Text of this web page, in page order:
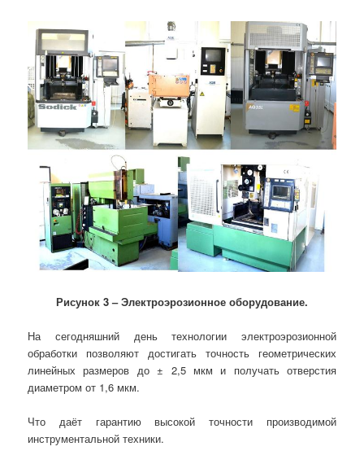
Рисунок 3 – Электроэрозионное оборудование.
На сегодняшний день технологии электроэрозионной
обработки позволяют достигать точность геометрических
линейных размеров до ± 2,5 мкм и получать отверстия
диаметром от 1,6 мкм.
Что даёт гарантию высокой точности производимой
инструментальной техники.